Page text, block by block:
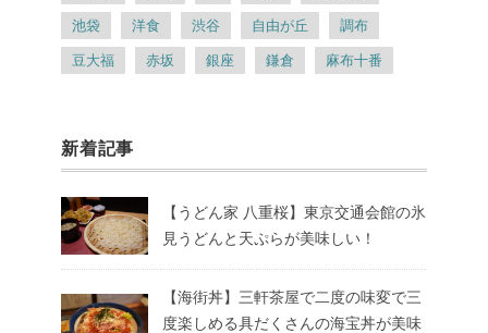
池袋 洋食 渋谷 自由が丘 調布
豆大福 赤坂 銀座 鎌倉 麻布十番
新着記事
【うどん家 八重桜】東京交通会館の氷
見うどんと天ぷらが美味しい！
【海街丼】三軒茶屋で二度の味変で三
度楽しめる具だくさんの海宝丼が美味